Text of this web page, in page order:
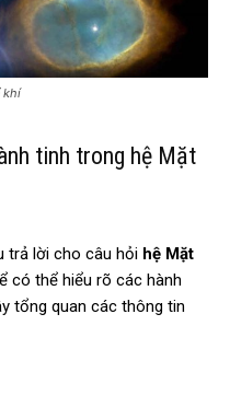
khí
tinh trong hệ Mặt
trả lời cho câu hỏi hệ Mặt
có thể hiểu rõ các hành
tổng quan các thông tin